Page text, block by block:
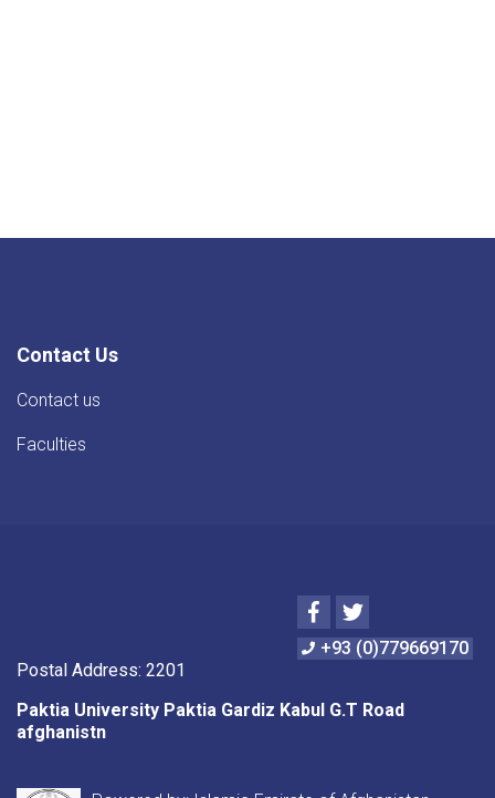
Contact Us
Contact us
Faculties
Facebook
Twitter
+93 (0)779669170
Postal Address: 2201
Paktia University Paktia Gardiz Kabul G.T Road
afghanistn